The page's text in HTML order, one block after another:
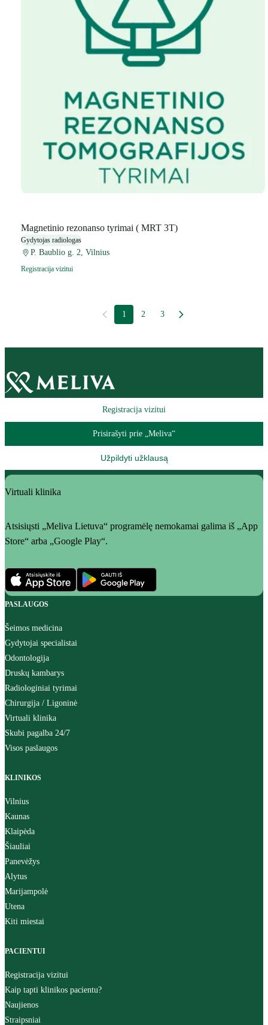
Magnetinio rezonanso tyrimai ( MRT 3T)
Gydytojas radiologas
P. Baublio g. 2, Vilnius
Registracija vizitui
1 2 3
Registracija vizitui
Prisirašyti prie „Meliva“
Užpildyti užklausą
Virtuali klinika
Atsisiųsti „Meliva Lietuva“ programėlę nemokamai galima iš „App
Store“ arba „Google Play“.
PASLAUGOS
Šeimos medicina
Gydytojai specialistai
Odontologija
Druskų kambarys
Radiologiniai tyrimai
Chirurgija / Ligoninė
Virtuali klinika
Skubi pagalba 24/7
Visos paslaugos
KLINIKOS
Vilnius
Kaunas
Klaipėda
Šiauliai
Panevėžys
Alytus
Marijampolė
Utena
Kiti miestai
PACIENTUI
Registracija vizitui
Kaip tapti klinikos pacientu?
Naujienos
Straipsniai